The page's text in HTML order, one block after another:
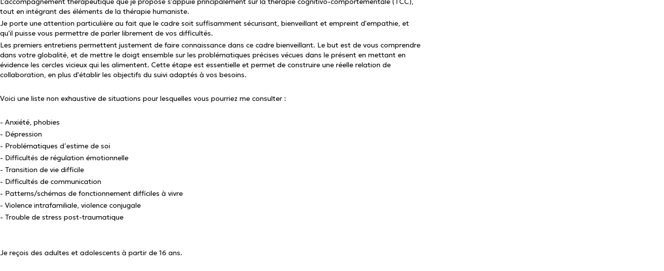
tout en intégrant des éléments de la thérapie humaniste.
Je porte une attention particulière au fait que le cadre soit suffisamment sécurisant, bienveillant et empreint d'empathie, et
qu'il puisse vous permettre de parler librement de vos difficultés.
Les premiers entretiens permettent justement de faire connaissance dans ce cadre bienveillant. Le but est de vous comprendre
dans votre globalité, et de mettre le doigt ensemble sur les problématiques précises vécues dans le présent en mettant en
évidence les cercles vicieux qui les alimentent. Cette étape est essentielle et permet de construire une réelle relation de
collaboration, en plus d'établir les objectifs du suivi adaptés à vos besoins.
Voici une liste non exhaustive de situations pour lesquelles vous pourriez me consulter :
- Anxiété, phobies
- Dépression
- Problématiques d’estime de soi
- Difficultés de régulation émotionnelle
- Transition de vie difficile
- Difficultés de communication
- Patterns/schémas de fonctionnement difficiles à vivre
- Violence intrafamiliale, violence conjugale
- Trouble de stress post-traumatique
Je reçois des adultes et adolescents à partir de 16 ans.